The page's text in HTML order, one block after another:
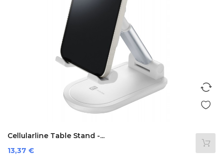
Cellularline Table Stand -...
Prezzo
13,37 €